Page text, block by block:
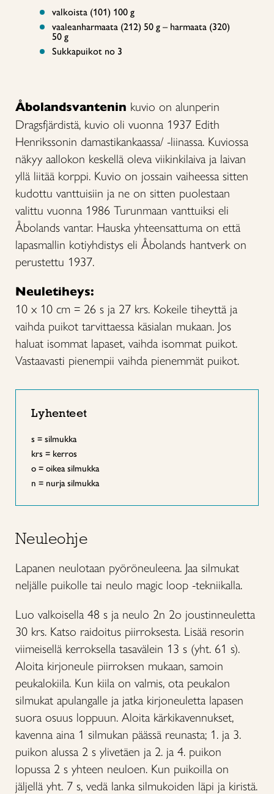
valkoista (101) 100 g
vaaleanharmaata (212) 50 g – harmaata (320)
50 g
Sukkapuikot no 3
Åbolandsvantenin kuvio on alunperin
Dragsfjärdistä, kuvio oli vuonna 1937 Edith
Henrikssonin damastikankaassa/ -liinassa. Kuviossa
näkyy aallokon keskellä oleva viikinkilaiva ja laivan
yllä liitää korppi. Kuvio on jossain vaiheessa sitten
kudottu vanttuisiin ja ne on sitten puolestaan
valittu vuonna 1986 Turunmaan vanttuiksi eli
Åbolands vantar. Hauska yhteensattuma on että
lapasmallin kotiyhdistys eli Åbolands hantverk on
perustettu 1937.
Neuletiheys:
10 x 10 cm = 26 s ja 27 krs. Kokeile tiheyttä ja
vaihda puikot tarvittaessa käsialan mukaan. Jos
haluat isommat lapaset, vaihda isommat puikot.
Vastaavasti pienempii vaihda pienemmät puikot.
Lyhenteet
s = silmukka
krs = kerros
o = oikea silmukka
n = nurja silmukka
Neuleohje
Lapanen neulotaan pyöröneuleena. Jaa silmukat
neljälle puikolle tai neulo magic loop -tekniikalla.
Luo valkoisella 48 s ja neulo 2n 2o joustinneuletta
30 krs. Katso raidoitus piirroksesta. Lisää resorin
viimeisellä kerroksella tasavälein 13 s (yht. 61 s).
Aloita kirjoneule piirroksen mukaan, samoin
peukalokiila. Kun kiila on valmis, ota peukalon
silmukat apulangalle ja jatka kirjoneuletta lapasen
suora osuus loppuun. Aloita kärkikavennukset,
kavenna aina 1 silmukan päässä reunasta; 1. ja 3.
puikon alussa 2 s ylivetäen ja 2. ja 4. puikon
lopussa 2 s yhteen neuloen. Kun puikoilla on
jäljellä yht. 7 s, vedä lanka silmukoiden läpi ja kiristä.